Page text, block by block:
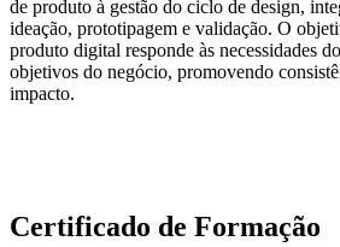
de produto à gestão do ciclo de design,
ideação, prototipagem e validação. O
produto digital responde às necessidades
objetivos do negócio, promovendo
impacto.
Certificado de Formação